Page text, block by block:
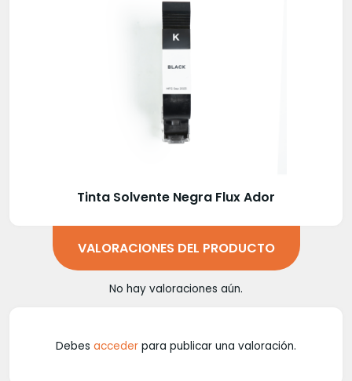
Tinta Solvente Negra Flux Ador
VALORACIONES DEL PRODUCTO
No hay valoraciones aún.
Debes acceder para publicar una valoración.